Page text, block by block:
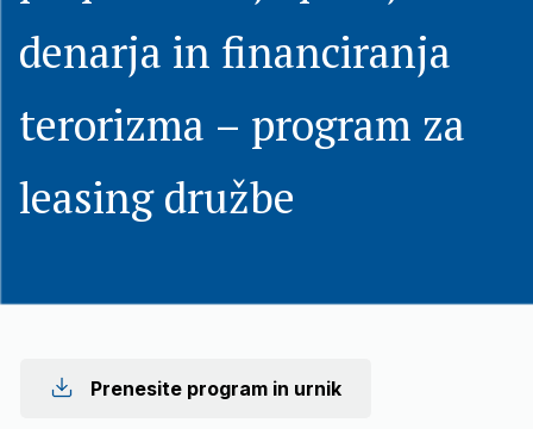
denarja in financiranja
terorizma – program za
leasing družbe
Prenesite program in urnik